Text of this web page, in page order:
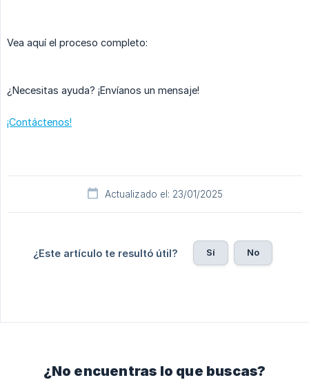
Vea aquí el proceso completo:
¿Necesitas ayuda? ¡Envíanos un mensaje!
¡Contáctenos!
Actualizado el: 23/01/2025
¿Este artículo te resultó útil? Sí No
¿No encuentras lo que buscas?